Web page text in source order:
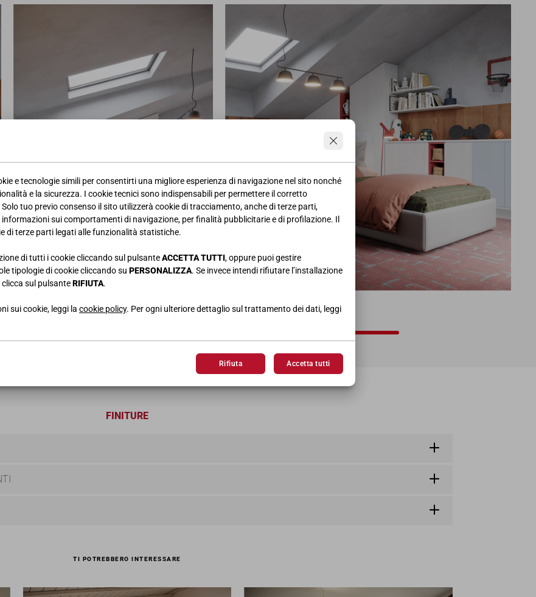
e tecnologie simili per consentirti una migliore esperienza di navigazione nel sito nonché
e la sicurezza. I cookie tecnici sono indispensabili per permettere il corretto
tuo previo consenso il sito utilizzerà cookie di tracciamento, anche di terze parti,
sui comportamenti di navigazione, per finalità pubblicitarie e di profilazione. Il
di terze parti legati alle funzionalità statistiche.
di tutti i cookie cliccando sul pulsanteACCETTA TUTTI, oppure puoi gestire
tipologie di cookie cliccando su PERSONALIZZA. Se invece intendi rifiutare l’installazione
sul pulsanteRIFIUTA.
sui cookie, leggi la cookie policy. Per ogni ulteriore dettaglio sul trattamento dei dati, leggi
Rifiuta Accetta tutti
L.150 • H.71,5 • P.58 L.384,8 • H.103,5 • P.42
FINITURE
TI POTREBBERO INTERESSARE